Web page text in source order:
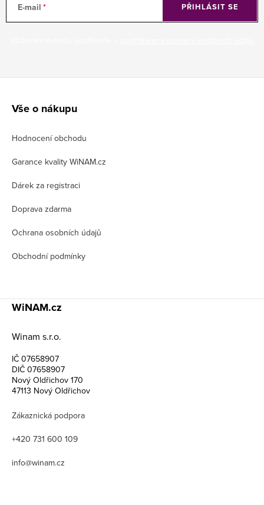
E-mail PŘIHLÁSIT SE
Vše o nákupu
Hodnocení obchodu
Garance kvality WiNAM.cz
Dárek za registraci
Doprava zdarma
Ochrana osobních údajů
Obchodní podmínky
WiNAM.cz
Winam s.r.o.
IČ 07658907
DIČ 07658907
Nový Oldřichov 170
47113 Nový Oldřichov
Zákaznická podpora
+420 731 600 109
info@winam.cz